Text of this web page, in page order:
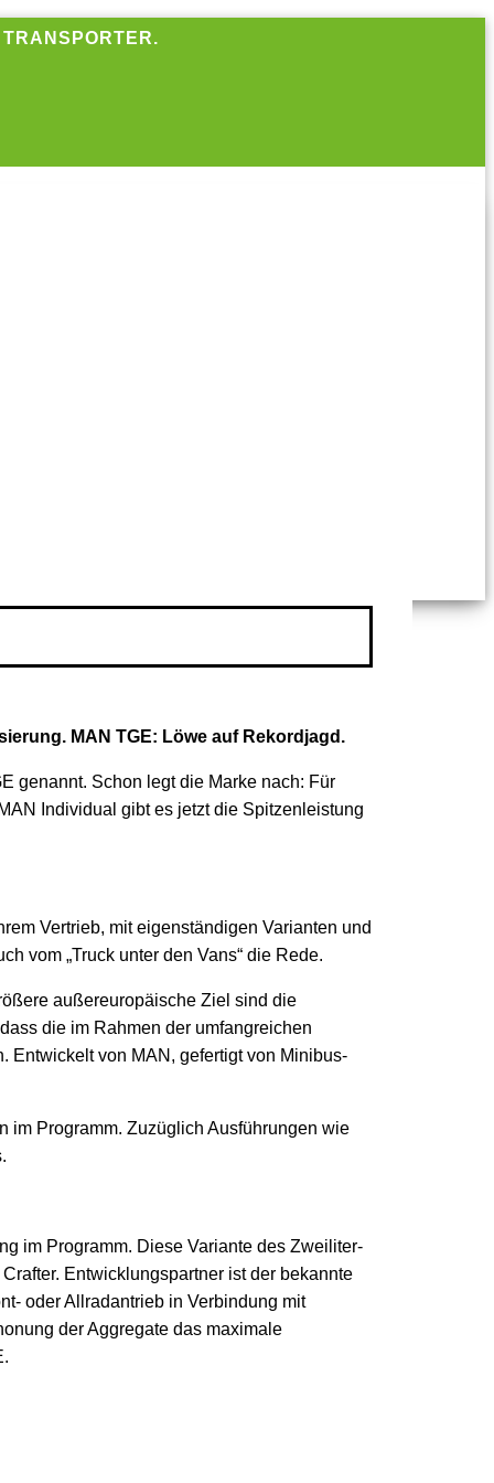
MAN TGE: Löwe auf Rekordjagd.
genannt. Schon legt die Marke nach: Für
Individual gibt es jetzt die Spitzenleistung
Vertrieb, mit eigenständigen Varianten und
vom „Truck unter den Vans“ die Rede.
außereuropäische Ziel sind die
die im Rahmen der umfangreichen
Entwickelt von MAN, gefertigt von Minibus-
im Programm. Zuzüglich Ausführungen wie
im Programm. Diese Variante des Zweiliter-
Entwicklungspartner ist der bekannte
oder Allradantrieb in Verbindung mit
der Aggregate das maximale